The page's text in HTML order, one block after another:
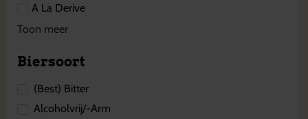
A La Derive
Toon meer
Biersoort
(Best) Bitter
Alcoholvrij/-Arm